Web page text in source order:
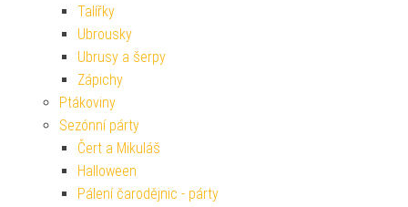
Talířky
Ubrousky
Ubrusy a šerpy
Zápichy
Ptákoviny
Sezónní párty
Čert a Mikuláš
Halloween
Pálení čarodějnic - párty